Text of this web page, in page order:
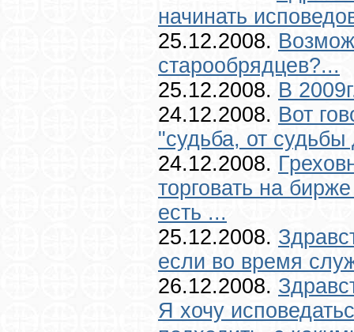
начинать
25.12.2008.
старообрядцев?...
25.12.2008. В
24.12.2008. Вот
"судьба, от
24.12.2008.
торговать на
есть ...
25.12.2008.
если во время
26.12.2008.
Я хочу